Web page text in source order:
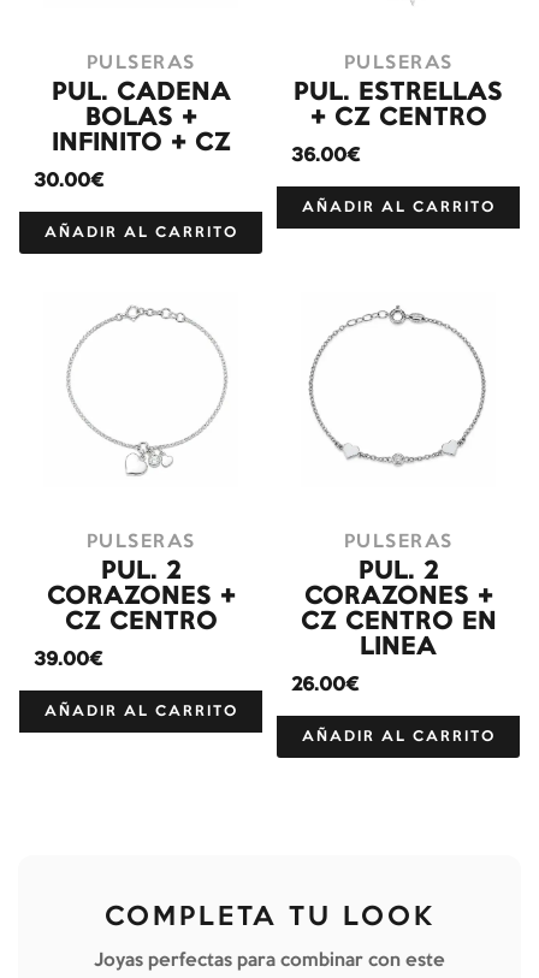
PULSERAS
PUL. CADENA
BOLAS +
INFINITO + CZ
30.00€
AÑADIR AL CARRITO
PULSERAS
PUL. ESTRELLAS
+ CZ CENTRO
36.00€
AÑADIR AL CARRITO
PULSERAS
PUL. 2
CORAZONES +
CZ CENTRO
39.00€
AÑADIR AL CARRITO
PULSERAS
PUL. 2
CORAZONES +
CZ CENTRO EN
LINEA
26.00€
AÑADIR AL CARRITO
COMPLETA TU LOOK
Joyas perfectas para combinar con este